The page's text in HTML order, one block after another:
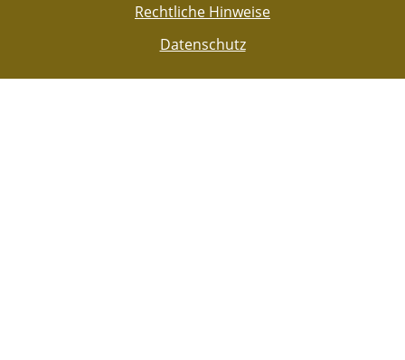
Rechtliche Hinweise
Datenschutz